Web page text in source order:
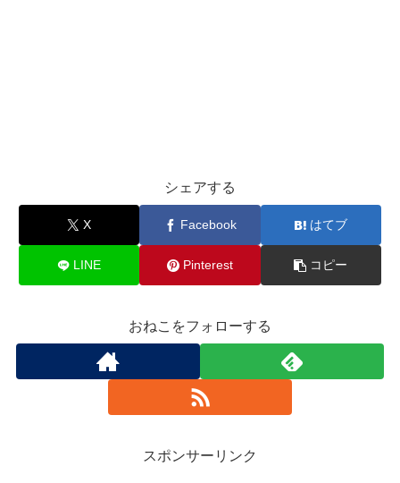
シェアする
X Facebook はてブ
LINE Pinterest コピー
おねこをフォローする
スポンサーリンク